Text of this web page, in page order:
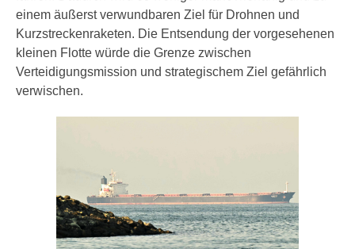
einem äußerst verwundbaren Ziel für Drohnen und
Kurzstreckenraketen. Die Entsendung der vorgesehenen
kleinen Flotte würde die Grenze zwischen
Verteidigungsmission und strategischem Ziel gefährlich
verwischen.